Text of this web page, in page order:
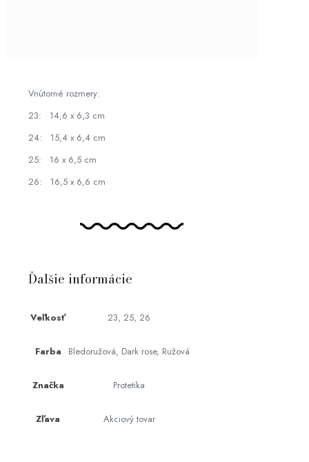
Vnútorné rozmery:
23: 14,6 x 6,3 cm
24: 15,4 x 6,4 cm
25: 16 x 6,5 cm
26: 16,5 x 6,6 cm
Ďalšie informácie
Veľkosť 23, 25, 26
Farba Bledoružová, Dark rose, Ružová
Značka Protetika
Zľava Akciový tovar